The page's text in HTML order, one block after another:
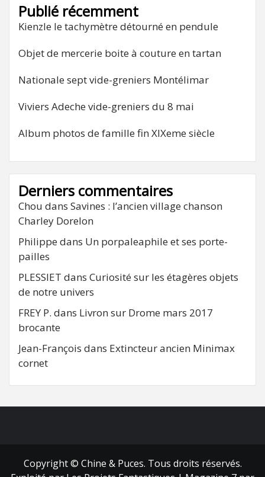
Publié récemment
Kienzle le tachymètre détourné en pendule
Objet de mercerie boite à couture en tartan
Nationale sept vide-greniers Montélimar
Viviers Adeche vide-greniers du 8 mai
Album photos de famille fin XIXeme siècle
Derniers commentaires
Chou dans Savines : l’ancien village chanson
Charley Dorelon
Philippe dans Un porpaleaphile et ses porte-
pailles
PLESSIET dans Curiosité sur les étagères objets
de notre univers
FREY P. dans Livron sur Drome mars 2017
brocante
Jean-François dans Extincteur ancien Minimax
cornet
Copyright © Chine & Puces. Tous droits réservés.